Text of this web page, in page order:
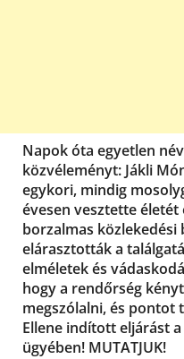
Napok óta egyetlen
közvéleményt: Jákli
egykori, mindig
évesen vesztette
borzalmas
elárasztották a
elméletek és
hogy a rendőrség
megszólalni, és pontot
Ellene indított eljárást
ügyében! MUTATJUK!